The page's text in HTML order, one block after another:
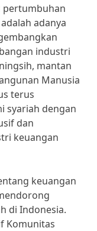
pertumbuhan
adanya
industri
mantan
Manusia
terus
syariah dengan
dan
keuangan
keuangan
di Indonesia.
Komunitas